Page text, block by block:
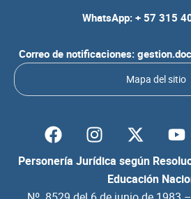
WhatsApp: + 57 315
Correo de notificaciones:
Mapa del sitio
Personería Jurídica según
Educación
F
a
c
I
n
s
Y
o
u
t